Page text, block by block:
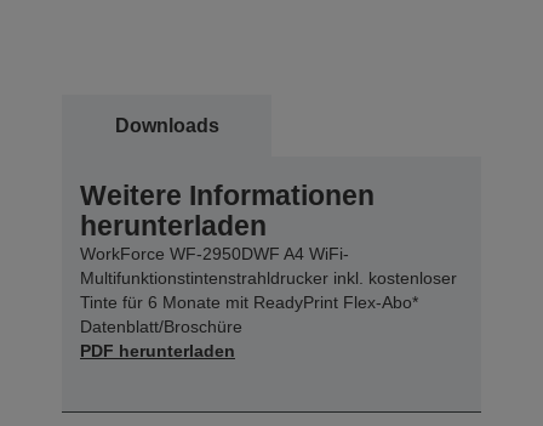
Downloads
Weitere Informationen
herunterladen
WorkForce WF-2950DWF A4 WiFi-
Multifunktionstintenstrahldrucker inkl. kostenloser
Tinte für 6 Monate mit ReadyPrint Flex-Abo*
Datenblatt/Broschüre
PDF herunterladen